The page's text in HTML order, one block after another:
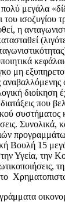
πολύ μεγάλα
του ισοζυγίου
η
μη
διοίκηση
που
συστήματος
Συνολικά,
Βουλή 15
Υγεία, την
το